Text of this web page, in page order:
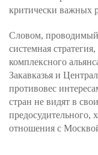
критически важных
Словом,
системная
комплексного
Закавказья и
противовес
стран не видят в
предосудительного,
отношения с